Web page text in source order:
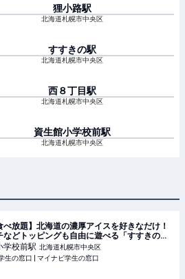
狸小路駅
北海道札幌市中央区
すすきの駅
北海道札幌市中央区
西８丁目駅
北海道札幌市中央区
資生館小学校前駅
北海道札幌市中央区
べ放題】北海道の濃厚アイスを好きなだけ！
などトッピングも自由に遊べる「すすきの」
が最高すぎる #Z世代PICK | マイナビ学生の
学校前駅 北海道札幌市中央区
生の窓口 | マイナビ学生の窓口